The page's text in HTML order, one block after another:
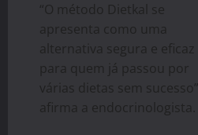
“O método Dietkal se
apresenta como uma
alternativa segura e eficaz
para quem já passou por
várias dietas sem sucesso”,
afirma a endocrinologista.